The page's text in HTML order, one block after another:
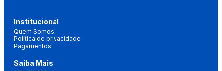
Institucional
Quem Somos
Política de privacidade
Pagamentos
Saiba Mais